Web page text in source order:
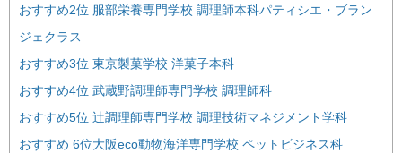
おすすめ2位 服部栄養専門学校 調理師本科パティシエ・ブラン
ジェクラス
おすすめ3位 東京製菓学校 洋菓子本科
おすすめ4位 武蔵野調理師専門学校 調理師科
おすすめ5位 辻調理師専門学校 調理技術マネジメント学科
おすすめ 6位大阪eco動物海洋専門学校 ペットビジネス科